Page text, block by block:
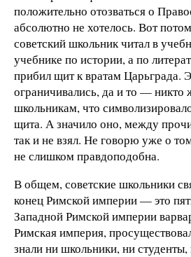
положительно отозваться о
абсолютно не хотелось. Вот
советский школьник читал в
учебнике по истории, а по
прибил щит к вратам Царьграда.
ограничивались, да и то — никто
школьникам, что
щита. А значило оно, между
так и не взял. Не говорю уже о
не слишком правдоподобна.
В общем, советские школьники
конец Римской империи — это
Западной Римской империи
Римская империя,
знали ни школьники, ни